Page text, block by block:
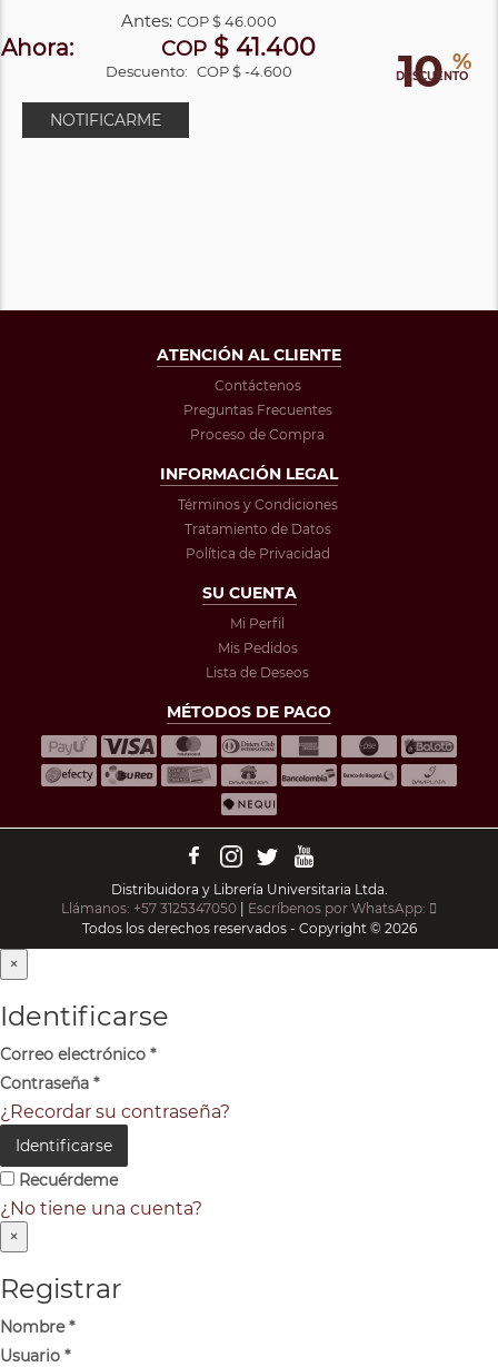
10 %
DESCUENTO
Antes:COP$ 46.000
Ahora: COP$ 41.400
Descuento: COP $ -4.600
NOTIFICARME
ATENCIÓN AL CLIENTE
Contáctenos
Preguntas Frecuentes
Proceso de Compra
INFORMACIÓN LEGAL
Términos y Condiciones
Tratamiento de Datos
Política de Privacidad
SU CUENTA
Mi Perfil
Mis Pedidos
Lista de Deseos
MÉTODOS DE PAGO
Distribuidora y Librería Universitaria Ltda.
Llámanos: +57 3125347050 | Escríbenos por WhatsApp:
Todos los derechos reservados - Copyright © 2026
×
Identificarse
Correo electrónico *
Contraseña *
¿Recordar su contraseña?
Identificarse
Recuérdeme
¿No tiene una cuenta?
×
Registrar
Nombre*
Usuario *